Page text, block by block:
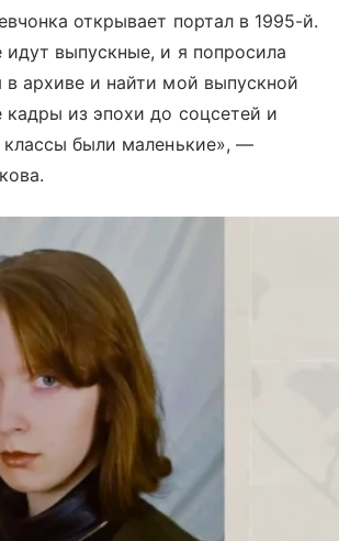
открывает портал в 1995-й.
идут выпускные, и я попросила
архиве и найти мой выпускной
кадры из эпохи до соцсетей и
классы были маленькие», —